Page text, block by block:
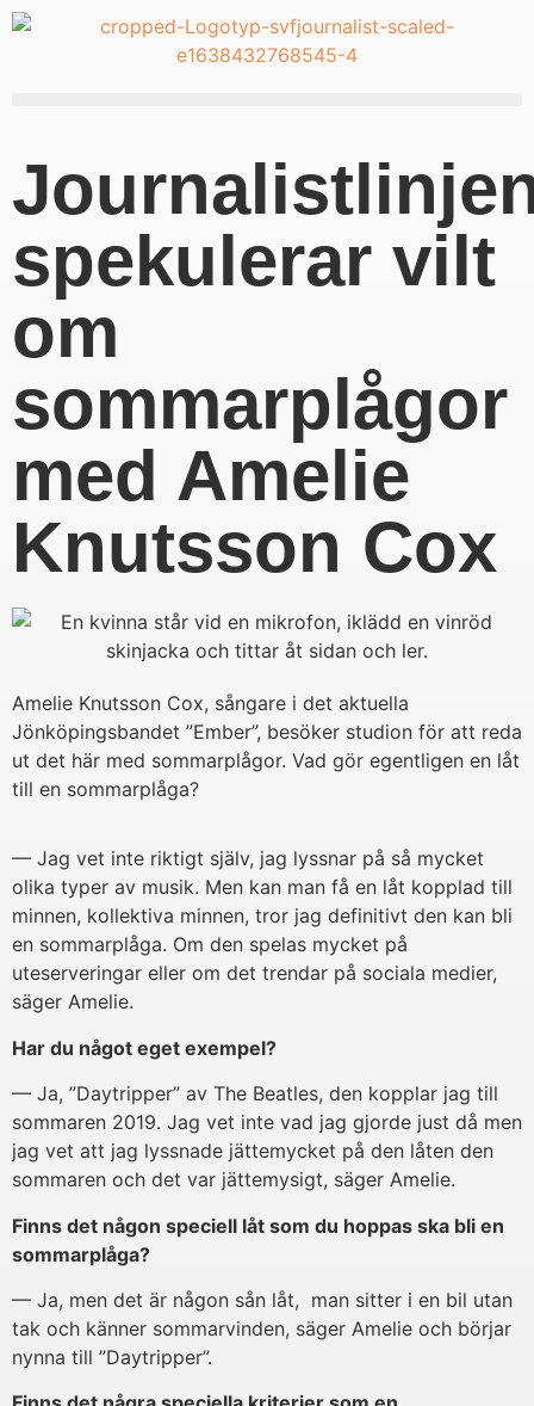
spekulerar vilt
om
sommarplågor
med Amelie
Knutsson Cox
Amelie Knutsson Cox, sångare i det aktuella
Jönköpingsbandet ”Ember”, besöker studion för att reda
ut det här med sommarplågor. Vad gör egentligen en låt
till en sommarplåga?
— Jag vet inte riktigt själv, jag lyssnar på så mycket
olika typer av musik. Men kan man få en låt kopplad till
minnen, kollektiva minnen, tror jag definitivt den kan bli
en sommarplåga. Om den spelas mycket på
uteserveringar eller om det trendar på sociala medier,
säger Amelie.
Har du något eget exempel?
— Ja, ”Daytripper” av The Beatles, den kopplar jag till
sommaren 2019. Jag vet inte vad jag gjorde just då men
jag vet att jag lyssnade jättemycket på den låten den
sommaren och det var jättemysigt, säger Amelie.
Finns det någon speciell låt som du hoppas ska bli en
sommarplåga?
— Ja, men det är någon sån låt, man sitter i en bil utan
tak och känner sommarvinden, säger Amelie och börjar
nynna till ”Daytripper”.